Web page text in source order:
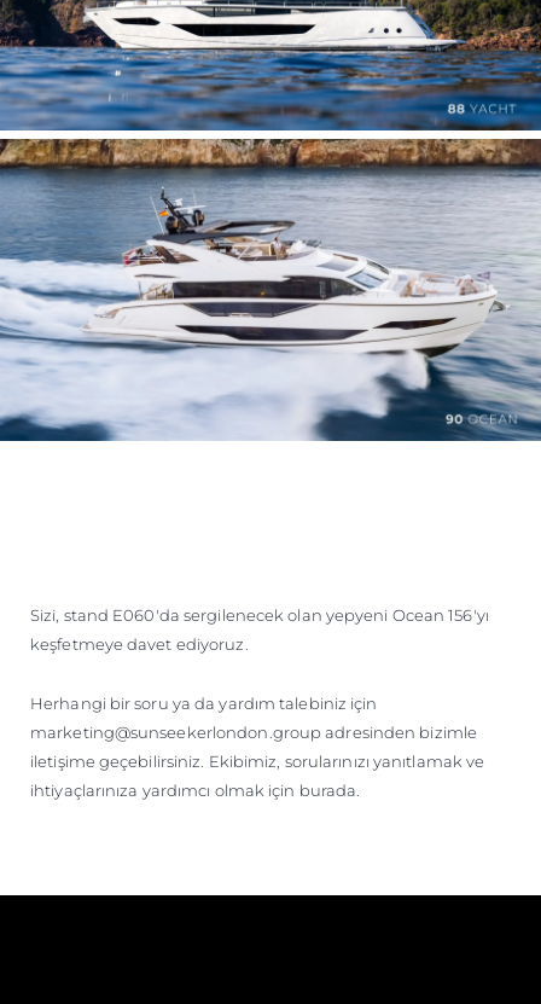
Sizi, stand E060'da sergilenecek olan yepyeni Ocean 156'yı
keşfetmeye davet ediyoruz.
Herhangi bir soru ya da yardım talebiniz için
marketing@sunseekerlondon.group adresinden bizimle
iletişime geçebilirsiniz. Ekibimiz, sorularınızı yanıtlamak ve
ihtiyaçlarınıza yardımcı olmak için burada.